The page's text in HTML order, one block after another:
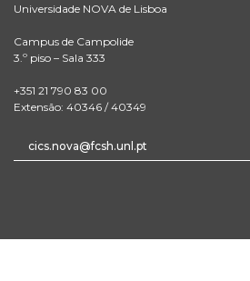
Universidade NOVA de Lisboa
Campus de Campolide
3.º piso – Sala 333
+351 21 790 83 00
Extensão: 40346 / 40349
cics.nova@fcsh.unl.pt